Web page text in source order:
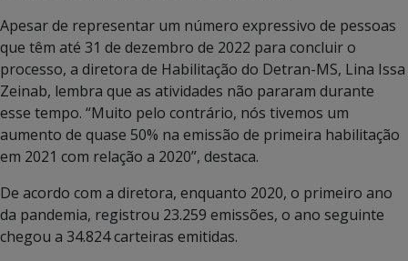
Apesar de representar um número expressivo de pessoas
que têm até 31 de dezembro de 2022 para concluir o
processo, a diretora de Habilitação do Detran-MS, Lina Issa
Zeinab, lembra que as atividades não pararam durante
esse tempo. “Muito pelo contrário, nós tivemos um
aumento de quase 50% na emissão de primeira habilitação
em 2021 com relação a 2020”, destaca.
De acordo com a diretora, enquanto 2020, o primeiro ano
da pandemia, registrou 23.259 emissões, o ano seguinte
chegou a 34.824 carteiras emitidas.